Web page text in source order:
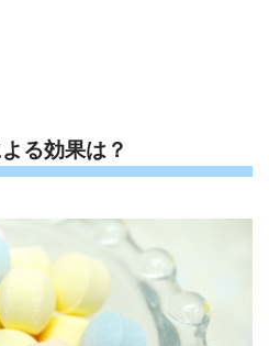
る効果は？